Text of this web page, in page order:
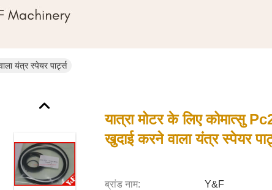
यंत्र स्पेयर पार्ट्स
यात्रा मोटर के लिए कोमात्सु
खुदाई करने वाला यंत्र स्पेयर
ब्रांड नाम: Y&F